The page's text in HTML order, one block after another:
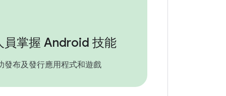
員掌握 Android 技能
發布及發行應用程式和遊戲